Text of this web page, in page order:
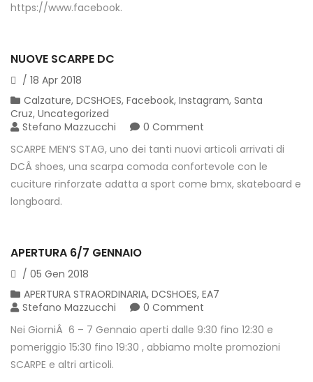
https://www.facebook.
NUOVE SCARPE DC
/ 18 Apr 2018
Calzature, DCSHOES, Facebook, Instagram, Santa
Cruz, Uncategorized
Stefano Mazzucchi
0 Comment
SCARPE MEN’S STAG, uno dei tanti nuovi articoli arrivati di
DCÂ shoes, una scarpa comoda confortevole con le
cuciture rinforzate adatta a sport come bmx, skateboard e
longboard.
APERTURA 6/7 GENNAIO
/ 05 Gen 2018
APERTURA STRAORDINARIA, DCSHOES, EA7
Stefano Mazzucchi
0 Comment
Nei GiorniÂ 6 – 7 Gennaio aperti dalle 9:30 fino 12:30 e
pomeriggio 15:30 fino 19:30 , abbiamo molte promozioni
SCARPE e altri articoli.